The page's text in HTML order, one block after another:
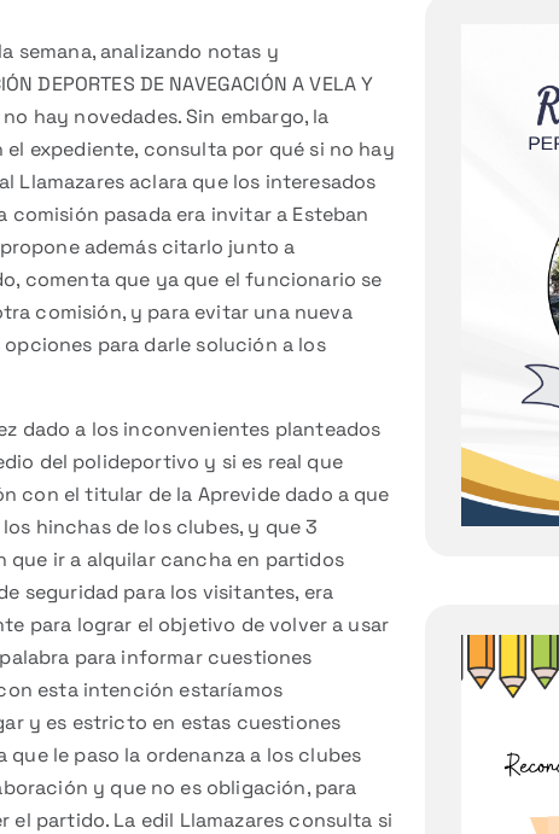
semana, analizando notas y
DE NAVEGACIÓN A VELA Y
no hay novedades. Sin embargo, la
expediente, consulta por qué si no hay
Llamazares aclara que los interesados
pasada era invitar a Esteban
además citarlo junto a
comenta que ya que el funcionario se
comisión, y para evitar una nueva
para darle solución a los
dado a los inconvenientes planteados
del polideportivo y si es real que
con el titular de la Aprevide dado a que
hinchas de los clubes, y que 3
ir a alquilar cancha en partidos
seguridad para los visitantes, era
para lograr el objetivo de volver a usar
para informar cuestiones
esta intención estaríamos
y es estricto en estas cuestiones
le paso la ordenanza a los clubes
y que no es obligación, para
el partido. La edil Llamazares consulta si